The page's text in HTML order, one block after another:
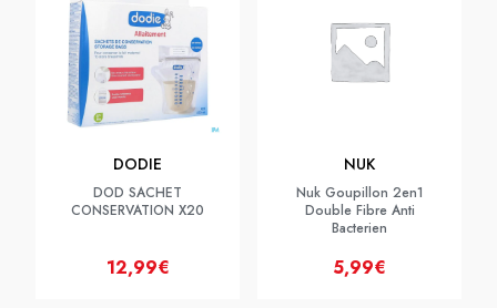
DODIE
DOD SACHET
CONSERVATION X20
12,99€
NUK
Nuk Goupillon 2en1
Double Fibre Anti
Bacterien
5,99€